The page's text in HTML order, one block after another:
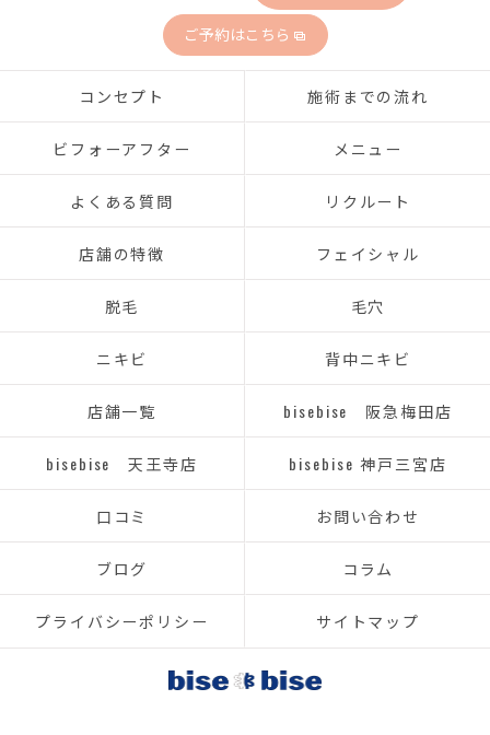
ご予約はこちら
コンセプト 施術までの流れ
ビフォーアフター メニュー
よくある質問 リクルート
店舗の特徴 フェイシャル
脱毛 毛穴
ニキビ 背中ニキビ
店舗一覧 bisebise 阪急梅田店
bisebise 天王寺店 bisebise 神戸三宮店
口コミ お問い合わせ
ブログ コラム
プライバシーポリシー サイトマップ